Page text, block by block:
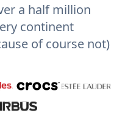
a half million
continent
of course not)